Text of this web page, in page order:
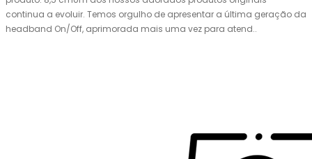
continua a evoluir. Temos orgulho de apresentar a última geração da
headband On/Off, aprimorada mais uma vez para atend..